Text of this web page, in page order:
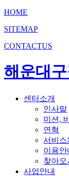
HOME
SITEMAP
CONTACTUS
해운대
센터소개
인사말
미션,
연혁
서비스
이용안
찾아오
사업안내